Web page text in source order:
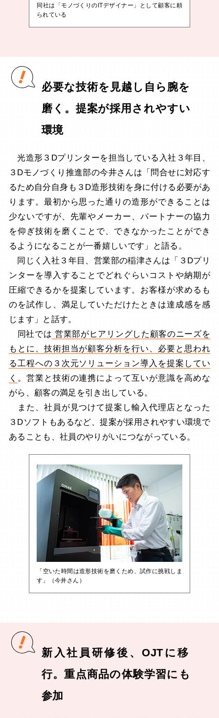
同社は「モノづくりのITデザイナー」として顧客に頼
られている
必要な技術を見越し自ら腕を
磨く。提案が採用されやすい
環境
光造形３Dプリンターを担当している入社３年目、
３Dモノづくり推進部の今井さんは「問合せに対応す
るため自分自身も３D造形技術を身に付ける必要があ
ります。最初から思った通りの造形ができることは
少ないですが、先輩やメーカー、パートナーの協力
を仰ぎ技術を磨くことで、できなかったことができ
るようになることが一番嬉しいです」と語る。
同じく入社３年目、営業部の稲津さんは「３Dプリ
ンターを導入することでどれぐらいコストや納期が
圧縮できるかを提案しています。お客様が求めるも
のを試作し、満足していただけたときは達成感を感
じます」と話す。
同社では 営業部がヒアリングした顧客のニーズを
もとに、技術担当が顧客分析を行い、必要と思われ
る工程への３次元ソリューション導入を提案してい
く 。営業と技術の連携によって互いが意識を高めな
がら、顧客の満足を引き出している。
また、社員が見つけて提案し輸入代理店となった
３Dソフトもあるなど、提案が採用されやすい環境で
あることも、社員のやりがいにつながっている。
「空いた時間は造形技術を磨くため、試作に挑戦しま
す」（今井さん）
新入社員研修後、OJTに移
行。重点商品の体験学習にも
参加